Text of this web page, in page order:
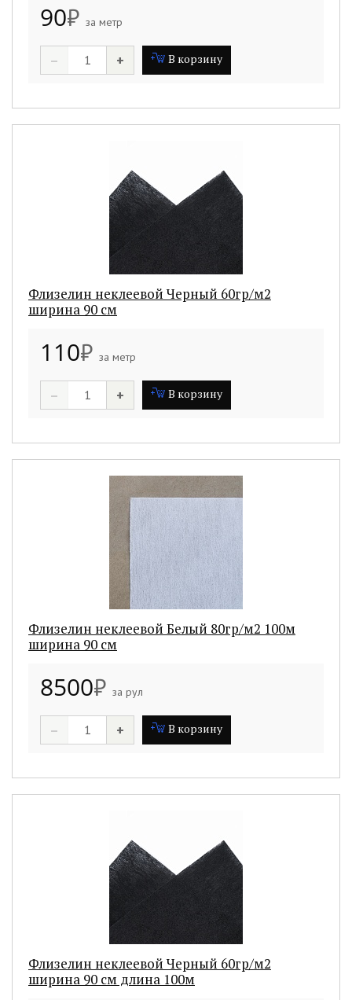
90₽ за метр
– + В корзину
Флизелин неклеевой Черный 60гр/м2
ширина 90 см
110₽ за метр
– + В корзину
Флизелин неклеевой Белый 80гр/м2 100м
ширина 90 см
8500₽ за рул
– + В корзину
Флизелин неклеевой Черный 60гр/м2
ширина 90 см длина 100м